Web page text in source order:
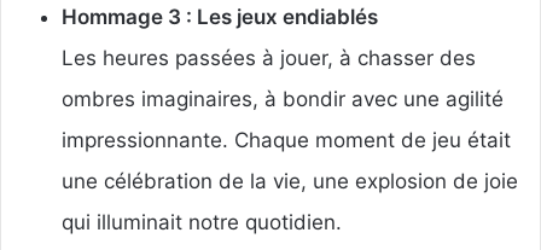
Hommage 3 : Les jeux endiablés
Les heures passées à jouer, à chasser des
ombres imaginaires, à bondir avec une agilité
impressionnante. Chaque moment de jeu était
une célébration de la vie, une explosion de joie
qui illuminait notre quotidien.